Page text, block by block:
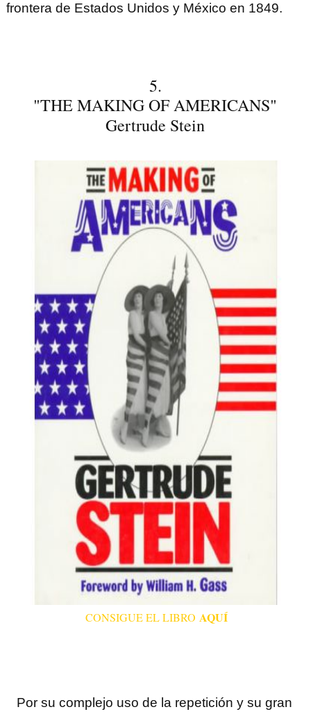
frontera de Estados Unidos y México en 1849.
5.
"THE MAKING OF AMERICANS"
Gertrude Stein
CONSIGUE EL LIBRO AQUÍ
Por su complejo uso de la repetición y su gran